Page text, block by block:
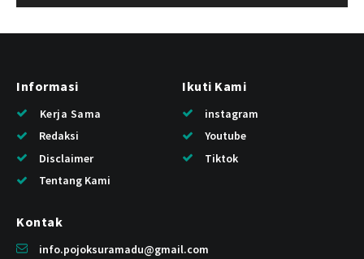
Informasi
Kerja Sama
Redaksi
Disclaimer
Tentang Kami
Ikuti Kami
instagram
Youtube
Tiktok
Kontak
info.pojoksuramadu@gmail.com